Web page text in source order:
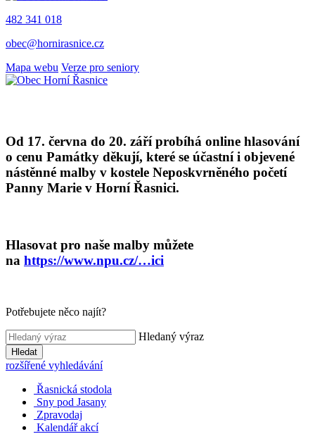
482 341 018
obec@hornirasnice.cz
Mapa webu Verze pro seniory
Od 17. června do 20. září probíhá online hlasování
o cenu Památky děkují, které se účastní i objevené
nástěnné malby v kostele Neposkvrněného početí
Panny Marie v Horní Řasnici.
Hlasovat pro naše malby můžete
na https://www.npu.cz/…ici
Potřebujete něco najít?
Hledaný výraz
Hledat
rozšířené vyhledávání
Řasnická stodola
Sny pod Jasany
Zpravodaj
Kalendář akcí